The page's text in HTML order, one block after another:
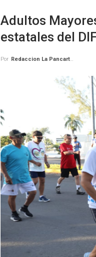
Adultos
estatales del
Por Redaccion La Pancarta De Quintana Roo